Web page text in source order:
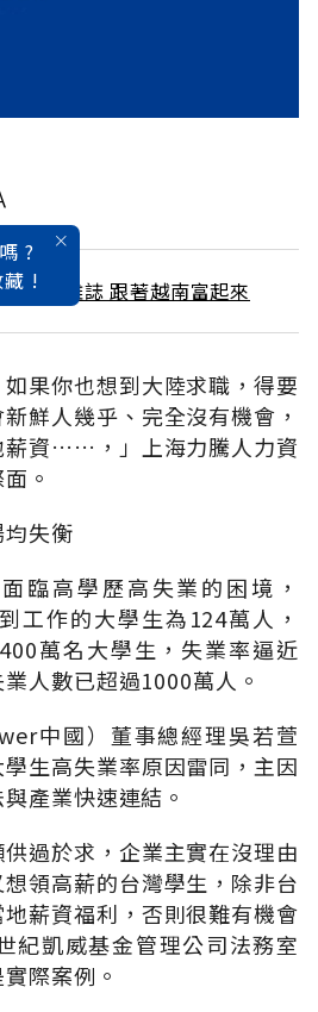
?
!
3月號雜誌 跟著越南富起來
果你也想到大陸求職，得要
鮮人幾乎、完全沒有機會，
薪資……，」上海力騰人力資
。
失衡
臨高學歷高失業的困境，
工作的大學生為124萬人，
萬名大學生，失業率逼近
人數已超過1000萬人。
中國）董事總經理吳若萱
生高失業率原因雷同，主因
產業快速連結。
過於求，企業主實在沒理由
領高薪的台灣學生，除非台
薪資福利，否則很難有機會
紀凱威基金管理公司法務室
際案例。